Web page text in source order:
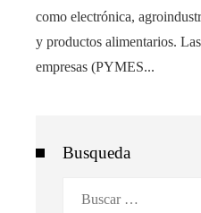
como electrónica,
y productos alimentarios.
empresas (PYMES...
Busqueda